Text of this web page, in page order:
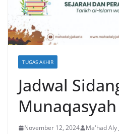
TUGAS AKHIR
Jadwal
Munaqasyah
November 12, 2024 Ma'had Aly